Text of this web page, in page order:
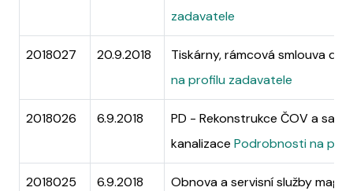
zadavatele
2018027 20.9.2018
Tiskárny, rámcová smlouva
na profilu zadavatele
2018026 6.9.2018
PD - Rekonstrukce ČOV a
kanalizace Podrobnosti na
2018025 6.9.2018
Obnova a servisní služby